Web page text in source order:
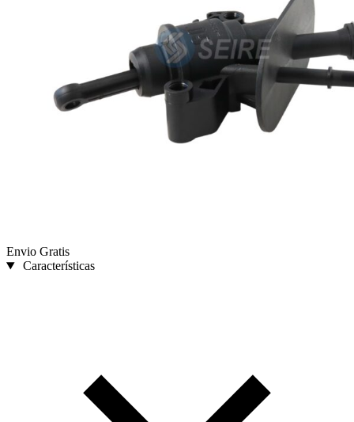
Envio Gratis
Características